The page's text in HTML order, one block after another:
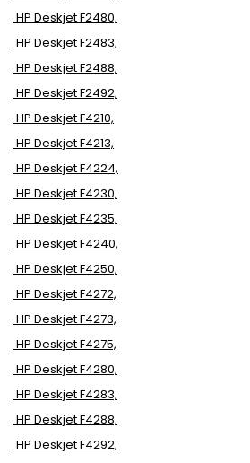
HP Deskjet F2480,
HP Deskjet F2483,
HP Deskjet F2488,
HP Deskjet F2492,
HP Deskjet F4210,
HP Deskjet F4213,
HP Deskjet F4224,
HP Deskjet F4230,
HP Deskjet F4235,
HP Deskjet F4240,
HP Deskjet F4250,
HP Deskjet F4272,
HP Deskjet F4273,
HP Deskjet F4275,
HP Deskjet F4280,
HP Deskjet F4283,
HP Deskjet F4288,
HP Deskjet F4292,